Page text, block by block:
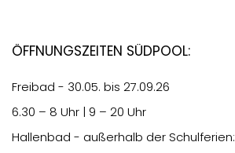
Öffnungszeiten Südpool:
Freibad - 30.05. bis 27.09.26
6.30 – 8 Uhr | 9 – 20 Uhr
Hallenbad - außerhalb der Schulferien: